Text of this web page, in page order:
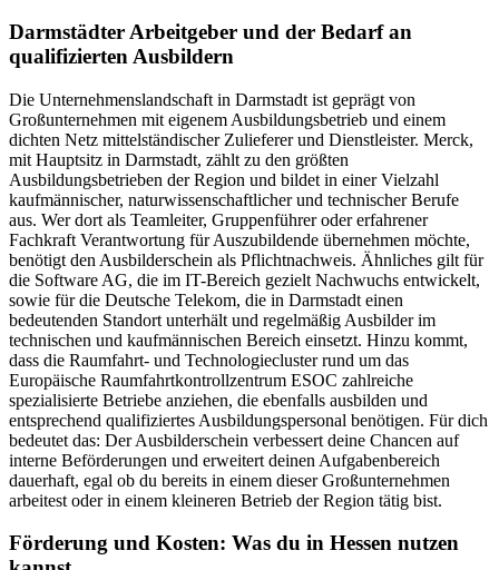
Darmstädter Arbeitgeber und der Bedarf an
qualifizierten Ausbildern
Die Unternehmenslandschaft in Darmstadt ist geprägt von
Großunternehmen mit eigenem Ausbildungsbetrieb und einem
dichten Netz mittelständischer Zulieferer und Dienstleister. Merck,
mit Hauptsitz in Darmstadt, zählt zu den größten
Ausbildungsbetrieben der Region und bildet in einer Vielzahl
kaufmännischer, naturwissenschaftlicher und technischer Berufe
aus. Wer dort als Teamleiter, Gruppenführer oder erfahrener
Fachkraft Verantwortung für Auszubildende übernehmen möchte,
benötigt den Ausbilderschein als Pflichtnachweis. Ähnliches gilt für
die Software AG, die im IT-Bereich gezielt Nachwuchs entwickelt,
sowie für die Deutsche Telekom, die in Darmstadt einen
bedeutenden Standort unterhält und regelmäßig Ausbilder im
technischen und kaufmännischen Bereich einsetzt. Hinzu kommt,
dass die Raumfahrt- und Technologiecluster rund um das
Europäische Raumfahrtkontrollzentrum ESOC zahlreiche
spezialisierte Betriebe anziehen, die ebenfalls ausbilden und
entsprechend qualifiziertes Ausbildungspersonal benötigen. Für dich
bedeutet das: Der Ausbilderschein verbessert deine Chancen auf
interne Beförderungen und erweitert deinen Aufgabenbereich
dauerhaft, egal ob du bereits in einem dieser Großunternehmen
arbeitest oder in einem kleineren Betrieb der Region tätig bist.
Förderung und Kosten: Was du in Hessen nutzen